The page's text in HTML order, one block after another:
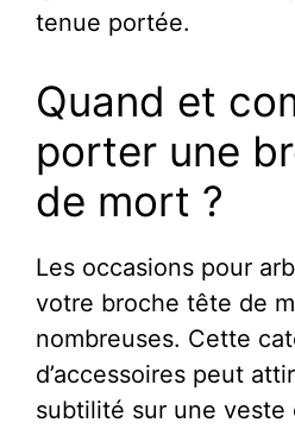
tenue portée.
Quand et
porter une
de mort ?
Les occasions pour
votre broche tête de
nombreuses. Cette
d’accessoires peut
subtilité sur une veste